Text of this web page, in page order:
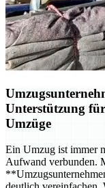
Unterstützung
Umzüge
Ein Umzug ist immer
Aufwand verbunden.